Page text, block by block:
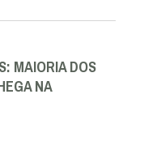
MAIORIA DOS
NA